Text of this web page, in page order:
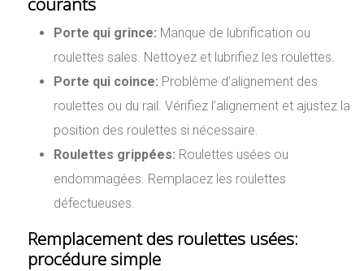
Porte qui grince: Manque de lubrification ou
roulettes sales. Nettoyez et lubrifiez les roulettes.
Porte qui coince: Problème d’alignement des
roulettes ou du rail. Vérifiez l’alignement et ajustez la
position des roulettes si nécessaire.
Roulettes grippées: Roulettes usées ou
endommagées. Remplacez les roulettes
défectueuses.
Remplacement des roulettes usées:
procédure simple